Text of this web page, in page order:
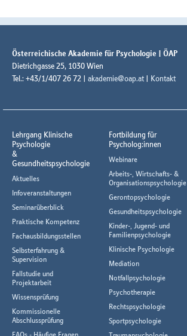
Österreichische Akademie für Psychologie | ÖAP
Dietrichgasse 25, 1030 Wien
Tel.: +43/1/407 26 72 | akademie@oap.at | Kontakt
Lehrgang Klinische
Psychologie
&
Gesundheitspsychologie
Aktuelles
Infoveranstaltungen
Seminarüberblick
Praktische Kompetenz
Fachausbildungsstellen
Selbsterfahrung &
Supervision
Fallstudie und
Projektarbeit
Wissensprüfung
Kommissionelle
Abschlussprüfung
Fortbildung für
Psycholog:innen
Webinare
Arbeits-, Wirtschafts- &
Organisationspsychologie
Gerontopsychologie
Gesundheitspsychologie
Kinder-, Jugend- und
Familienpsychologie
Klinische Psychologie
Mediation
Notfallpsychologie
Psychotherapie
Rechtspsychologie
Sportpsychologie